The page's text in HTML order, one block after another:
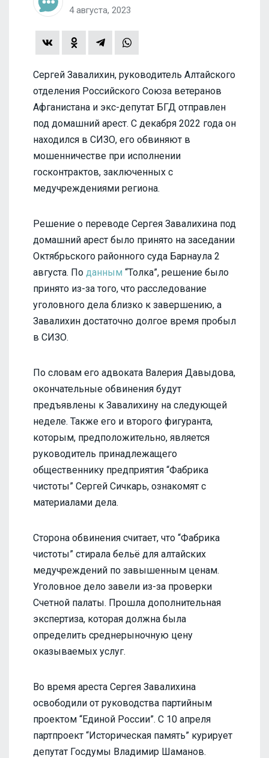
4 августа, 2023
Сергей Завалихин, руководитель Алтайского
отделения Российского Союза ветеранов
Афганистана и экс-депутат БГД отправлен
под домашний арест. С декабря 2022 года он
находился в СИЗО, его обвиняют в
мошенничестве при исполнении
госконтрактов, заключенных с
медучреждениями региона.
Решение о переводе Сергея Завалихина под
домашний арест было принято на заседании
Октябрьского районного суда Барнаула 2
августа. По данным “Толка”, решение было
принято из-за того, что расследование
уголовного дела близко к завершению, а
Завалихин достаточно долгое время пробыл
в СИЗО.
По словам его адвоката Валерия Давыдова,
окончательные обвинения будут
предъявлены к Завалихину на следующей
неделе. Также его и второго фигуранта,
которым, предположительно, является
руководитель принадлежащего
общественнику предприятия “Фабрика
чистоты” Сергей Сичкарь, ознакомят с
материалами дела.
Сторона обвинения считает, что “Фабрика
чистоты” стирала бельё для алтайских
медучреждений по завышенным ценам.
Уголовное дело завели из-за проверки
Счетной палаты. Прошла дополнительная
экспертиза, которая должна была
определить среднерыночную цену
оказываемых услуг.
Во время ареста Сергея Завалихина
освободили от руководства партийным
проектом “Единой России”. С 10 апреля
партпроект “Историческая память” курирует
депутат Госдумы Владимир Шаманов.